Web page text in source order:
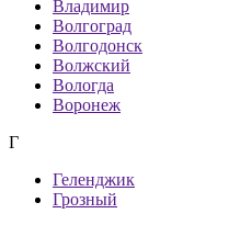
Владимир
Волгоград
Волгодонск
Волжский
Вологда
Воронеж
Г
Геленджик
Грозный